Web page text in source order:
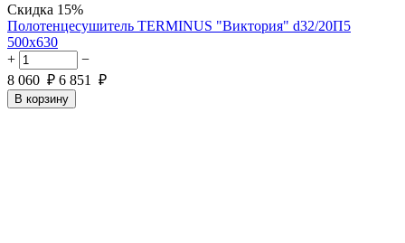
Скидка 15%
Полотенцесушитель TERMINUS "Виктория" d32/20П5
500х630
+
−
8 060 ₽ 6 851 ₽
В корзину